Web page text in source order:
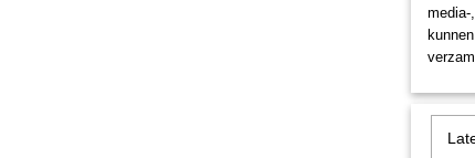
media-